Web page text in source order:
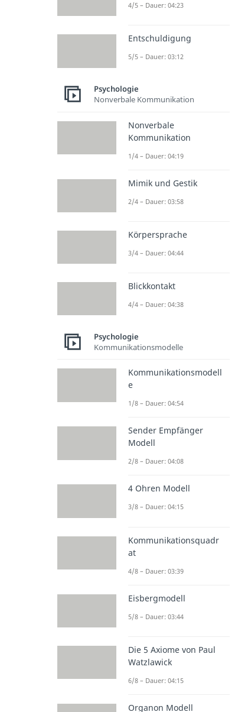
4/5 – Dauer: 04:23
Entschuldigung
5/5 – Dauer: 03:12
Psychologie
Nonverbale Kommunikation
Nonverbale
Kommunikation
1/4 – Dauer: 04:19
Mimik und Gestik
2/4 – Dauer: 03:58
Körpersprache
3/4 – Dauer: 04:44
Blickkontakt
4/4 – Dauer: 04:38
Psychologie
Kommunikationsmodelle
Kommunikationsmodell
e
1/8 – Dauer: 04:54
Sender Empfänger
Modell
2/8 – Dauer: 04:08
4 Ohren Modell
3/8 – Dauer: 04:15
Kommunikationsquadr
at
4/8 – Dauer: 03:39
Eisbergmodell
5/8 – Dauer: 03:44
Die 5 Axiome von Paul
Watzlawick
6/8 – Dauer: 04:15
Organon Modell